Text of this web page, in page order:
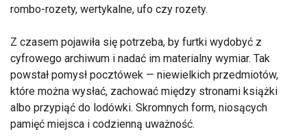
rombo-rozety, wertykalne, ufo czy rozety.
Z czasem pojawiła się potrzeba, by furtki wydobyć z
cyfrowego archiwum i nadać im materialny wymiar. Tak
powstał pomysł pocztówek — niewielkich przedmiotów,
które można wysłać, zachować między stronami książki
albo przypiąć do lodówki. Skromnych form, niosących
pamięć miejsca i codzienną uważność.